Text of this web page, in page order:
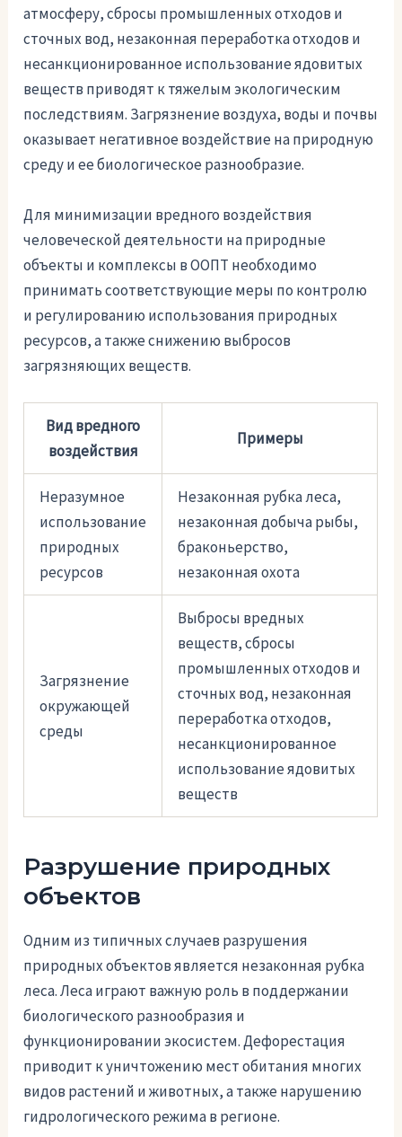
атмосферу, сбросы промышленных отходов и
сточных вод, незаконная переработка отходов и
несанкционированное использование ядовитых
веществ приводят к тяжелым экологическим
последствиям. Загрязнение воздуха, воды и почвы
оказывает негативное воздействие на природную
среду и ее биологическое разнообразие.
Для минимизации вредного воздействия
человеческой деятельности на природные
объекты и комплексы в ООПТ необходимо
принимать соответствующие меры по контролю
и регулированию использования природных
ресурсов, а также снижению выбросов
загрязняющих веществ.
Вид вредного
воздействия
Примеры
Неразумное
использование
природных
ресурсов
Незаконная рубка леса,
незаконная добыча рыбы,
браконьерство,
незаконная охота
Загрязнение
окружающей
среды
Выбросы вредных
веществ, сбросы
промышленных отходов и
сточных вод, незаконная
переработка отходов,
несанкционированное
использование ядовитых
веществ
Разрушение природных
объектов
Одним из типичных случаев разрушения
природных объектов является незаконная рубка
леса. Леса играют важную роль в поддержании
биологического разнообразия и
функционировании экосистем. Дефорестация
приводит к уничтожению мест обитания многих
видов растений и животных, а также нарушению
гидрологического режима в регионе.